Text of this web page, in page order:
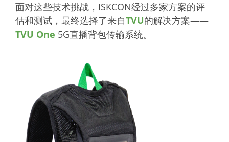
面对这些技术挑战，ISKCON经过多家方案的评
估和测试，最终选择了来自TVU的解决方案——
TVU One 5G直播背包传输系统。